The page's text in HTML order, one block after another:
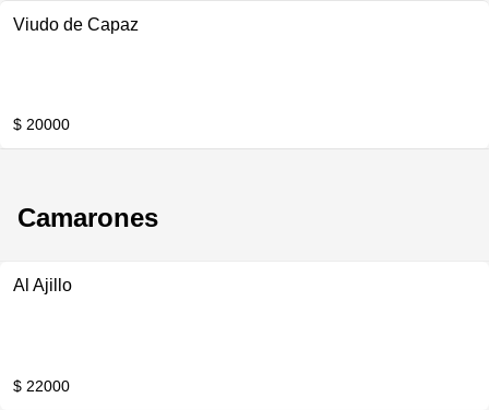
Viudo de Capaz
$ 20000
Camarones
Al Ajillo
$ 22000